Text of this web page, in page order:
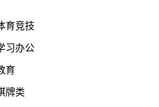
育竞技
习办公
育
牌类